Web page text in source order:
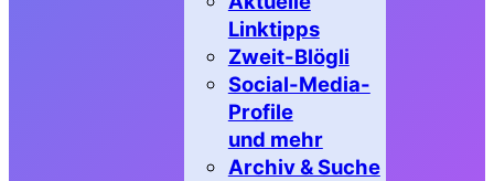
Linktipps
Zweit-Blögli
Social-Media-
Profile
und mehr
Archiv & Suche